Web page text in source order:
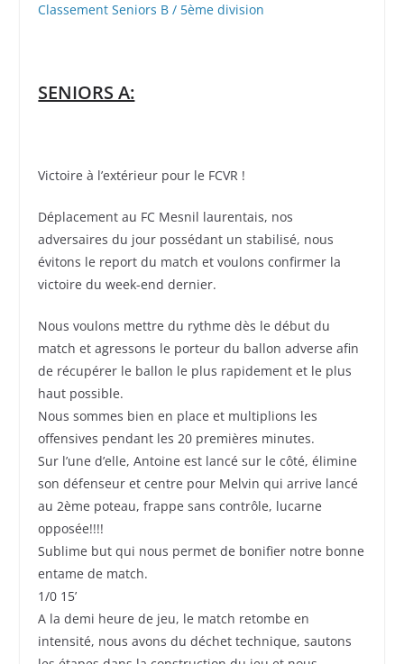
Classement Seniors B / 5ème division
SENIORS A:
Victoire à l’extérieur pour le FCVR !
Déplacement au FC Mesnil laurentais, nos
adversaires du jour possédant un stabilisé, nous
évitons le report du match et voulons confirmer la
victoire du week-end dernier.
Nous voulons mettre du rythme dès le début du
match et agressons le porteur du ballon adverse afin
de récupérer le ballon le plus rapidement et le plus
haut possible.
Nous sommes bien en place et multiplions les
offensives pendant les 20 premières minutes.
Sur l’une d’elle, Antoine est lancé sur le côté, élimine
son défenseur et centre pour Melvin qui arrive lancé
au 2ème poteau, frappe sans contrôle, lucarne
opposée!!!!
Sublime but qui nous permet de bonifier notre bonne
entame de match.
1/0 15’
A la demi heure de jeu, le match retombe en
intensité, nous avons du déchet technique, sautons